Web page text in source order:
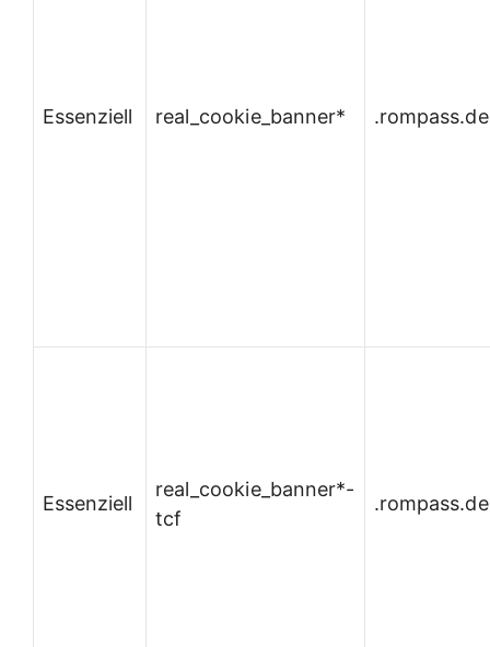
Essenziell real_cookie_banner* .rompass.de
Essenziell
real_cookie_banner*-
tcf
.rompass.de